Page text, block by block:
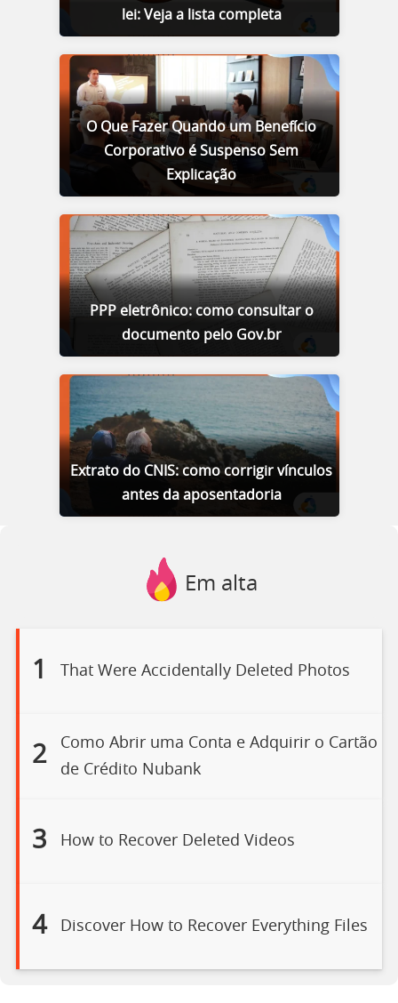
lei: Veja a lista completa
O Que Fazer Quando um Benefício
Corporativo é Suspenso Sem
Explicação
PPP eletrônico: como consultar o
documento pelo Gov.br
Extrato do CNIS: como corrigir vínculos
antes da aposentadoria
Em alta
1 That Were Accidentally Deleted Photos
2
Como Abrir uma Conta e Adquirir o Cartão
de Crédito Nubank
3 How to Recover Deleted Videos
4 Discover How to Recover Everything Files